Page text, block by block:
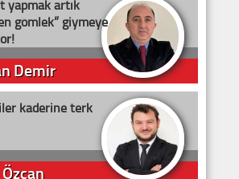
yapmak artık
gömlek” giymeye
Demir
kaderine terk